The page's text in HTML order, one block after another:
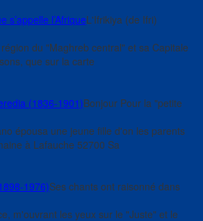
s’appelle l’AfriqueL'Ifrikiya (de Ifri)
du "Maghreb central" et sa Capitale
que sur la carte
(1836-1901)Bonjour Pour la "petite
épousa une jeune fille d'on les parents
à Lafauche 52700 Sa
1976)Ses chants ont raisonné dans
m'ouvrant les yeux sur le "Juste" et le